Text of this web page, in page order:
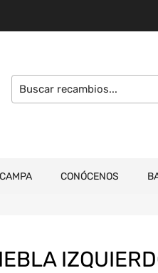
CAMPA CONÓCENOS